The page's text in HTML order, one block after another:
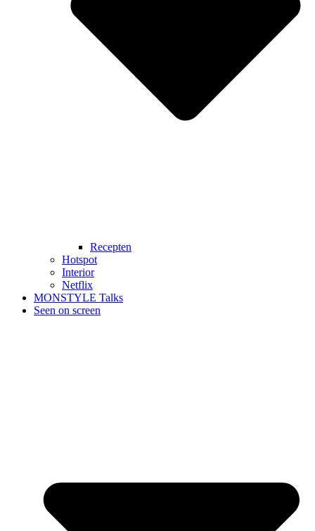
Recepten
Hotspot
Interior
Netflix
MONSTYLE Talks
Seen on screen